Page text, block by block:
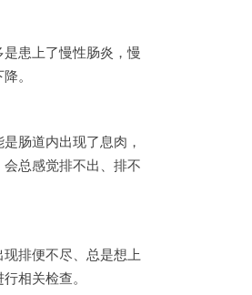
患上了慢性肠炎，慢
。
肠道内出现了息肉，
总感觉排不出、排不
排便不尽、总是想上
相关检查。